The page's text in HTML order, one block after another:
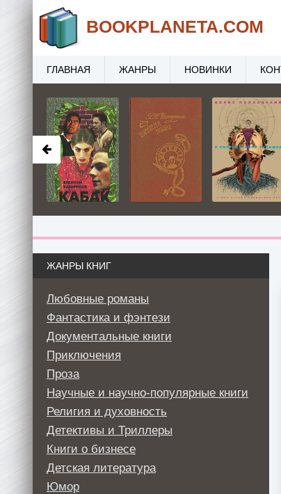
ЖАНРЫ КНИГ
Любовные романы
Фантастика и фэнтези
Документальные книги
Приключения
Проза
Научные и научно-популярные книги
Религия и духовность
Детективы и Триллеры
Книги о бизнесе
Детская литература
Юмор
BOOKPLANETA.COM
ГЛАВНАЯ ЖАНРЫ НОВИНКИ